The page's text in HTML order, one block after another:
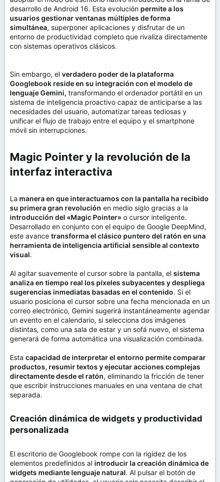
desarrollo de Android 16. Esta evolución permite a los
usuarios gestionar ventanas múltiples de forma
simultánea, superponer aplicaciones y disfrutar de un
entorno de productividad completo que rivaliza directamente
con sistemas operativos clásicos.
Sin embargo, el verdadero poder de la plataforma
Googlebook reside en su integración con el modelo de
lenguaje Gemini, transformando el ordenador portátil en un
sistema de inteligencia proactivo capaz de anticiparse a las
necesidades del usuario, automatizar tareas tediosas y
unificar el flujo de trabajo entre el equipo y el smartphone
móvil sin interrupciones.
Magic Pointer y la revolución de la
interfaz interactiva​
La manera en que interactuamos con la pantalla ha recibido
su primera gran revolución en medio siglo gracias a la
introducción del «Magic Pointer» o cursor inteligente.
Desarrollado en conjunto con el equipo de Google DeepMind,
este avance transforma el clásico puntero del ratón en una
herramienta de inteligencia artificial sensible al contexto
visual.
Al agitar suavemente el cursor sobre la pantalla, el sistema
analiza en tiempo real los píxeles subyacentes y despliega
sugerencias inmediatas basadas en el contenido. Si el
usuario posiciona el cursor sobre una fecha mencionada en un
correo electrónico, Gemini sugerirá instantáneamente agendar
un evento en el calendario, si selecciona dos imágenes
distintas, como una sala de estar y un sofá nuevo, el sistema
generará de forma automática una visualización combinada.
Esta capacidad de interpretar el entorno permite comparar
productos, resumir textos y ejecutar acciones complejas
directamente desde el ratón, eliminando la fricción de tener
que escribir instrucciones manuales en una ventana de chat
separada.
Creación dinámica de widgets y productividad
personalizada​
El escritorio de Googlebook rompe con la rigidez de los
elementos predefinidos al introducir la creación dinámica de
widgets mediante lenguaje natural. Al pulsar el botón de